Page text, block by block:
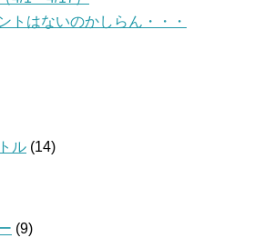
トはないのかしらん・・・
ル (14)
(9)